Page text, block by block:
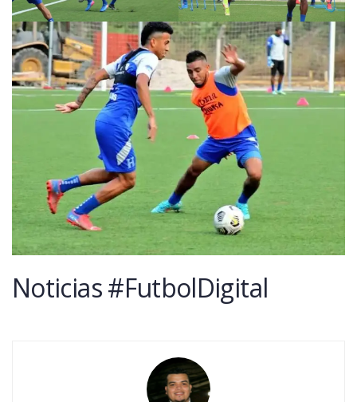
Noticias #FutbolDigital